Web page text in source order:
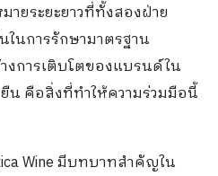
ายระยะยาวที่ทั้งสองฝ่าย
นการรักษามาตรฐาน
การเติบโตของแบรนด์ใน
น คือสิ่งที่ทำให้ความร่วมมือนี้
Wineมีบทบาทสำคัญใน